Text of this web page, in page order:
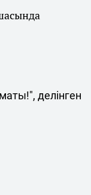
делінген